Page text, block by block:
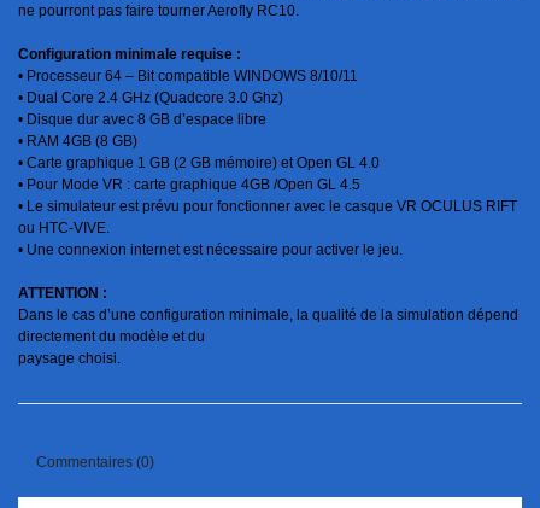
ne pourront pas faire tourner Aerofly RC10.
Configuration minimale requise :
• Processeur 64 – Bit compatible WINDOWS 8/10/11
• Dual Core 2.4 GHz (Quadcore 3.0 Ghz)
• Disque dur avec 8 GB d’espace libre
• RAM 4GB (8 GB)
• Carte graphique 1 GB (2 GB mémoire) et Open GL 4.0
• Pour Mode VR : carte graphique 4GB /Open GL 4.5
• Le simulateur est prévu pour fonctionner avec le casque VR OCULUS RIFT
ou HTC-VIVE.
• Une connexion internet est nécessaire pour activer le jeu.
ATTENTION :
Dans le cas d’une configuration minimale, la qualité de la simulation dépend
directement du modèle et du
paysage choisi.
Commentaires (0)